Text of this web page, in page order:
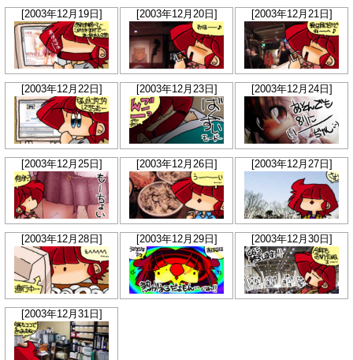
[2003年12月19日] [2003年12月20日] [2003年12月21日]
[2003年12月22日] [2003年12月23日] [2003年12月24日]
[2003年12月25日] [2003年12月26日] [2003年12月27日]
[2003年12月28日] [2003年12月29日] [2003年12月30日]
[2003年12月31日]